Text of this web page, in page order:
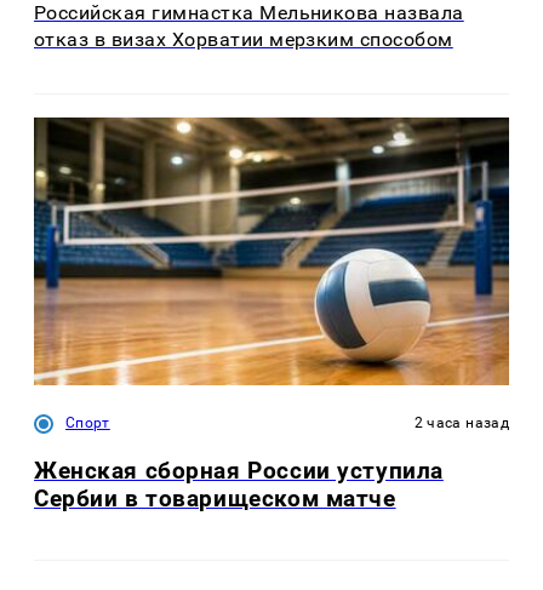
Российская гимнастка Мельникова назвала
отказ в визах Хорватии мерзким способом
Спорт 2 часа назад
Женская сборная России уступила
Сербии в товарищеском матче